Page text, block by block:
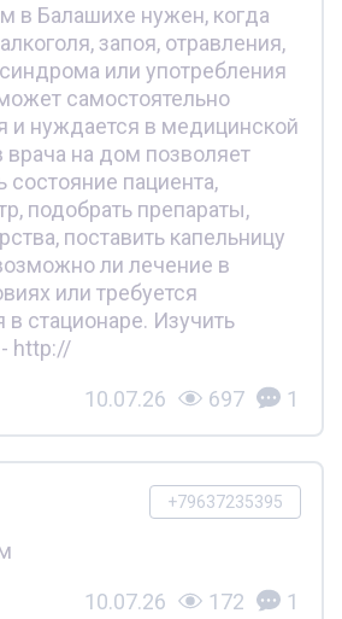
в Балашихе нужен, когда
запоя, отравления,
или употребления
самостоятельно
и нуждается в медицинской
на дом позволяет
состояние пациента,
подобрать препараты,
поставить капельницу
ли лечение в
или требуется
в стационаре. Изучить
http://
10.07.26 697 1
+79637235395
10.07.26 172 1